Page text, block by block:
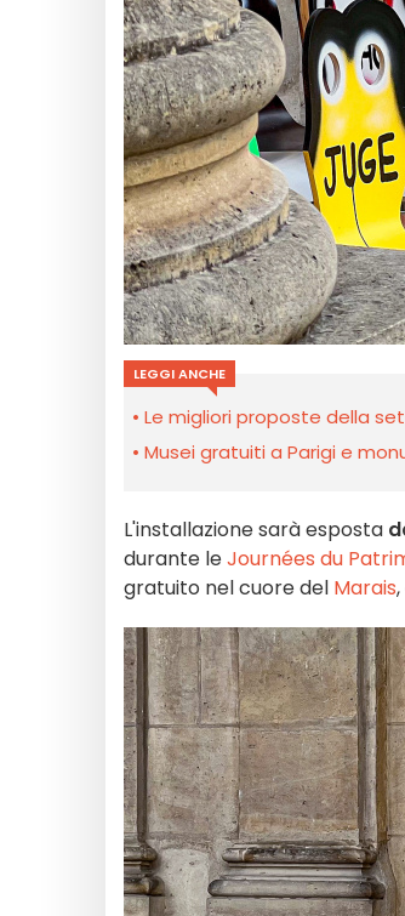
LEGGI ANCHE
Le migliori proposte della
Musei gratuiti a Parigi e
L'installazione sarà esposta
durante leJournées du
gratuito nel cuore del Marais